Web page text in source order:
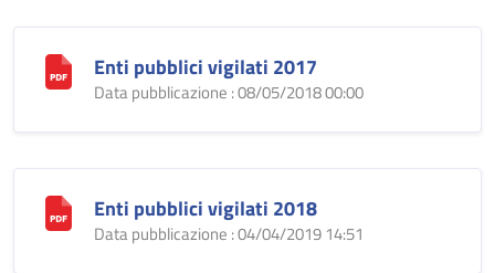
Enti pubblici vigilati 2017
Data pubblicazione : 08/05/2018 00:00
Enti pubblici vigilati 2018
Data pubblicazione : 04/04/2019 14:51